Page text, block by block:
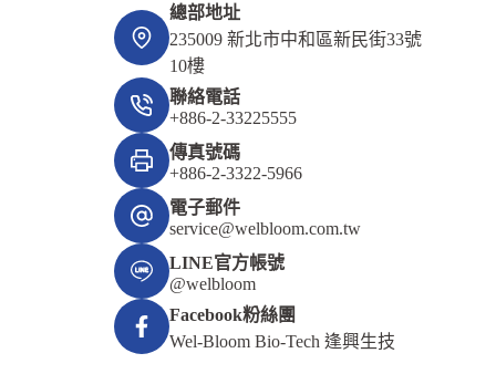
總部地址
235009 新北市中和區新民街33號
10樓
聯絡電話
+886-2-33225555
傳真號碼
+886-2-3322-5966
電子郵件
service@welbloom.com.tw
LINE官方帳號
@welbloom
Facebook粉絲團
Wel-Bloom Bio-Tech 逢興生技